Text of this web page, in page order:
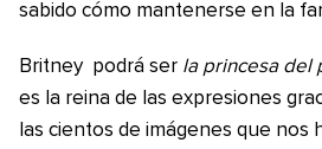
sabido cómo mantenerse en la
Britney podrá ser la princesa del
es la reina de las expresiones
las cientos de imágenes que nos